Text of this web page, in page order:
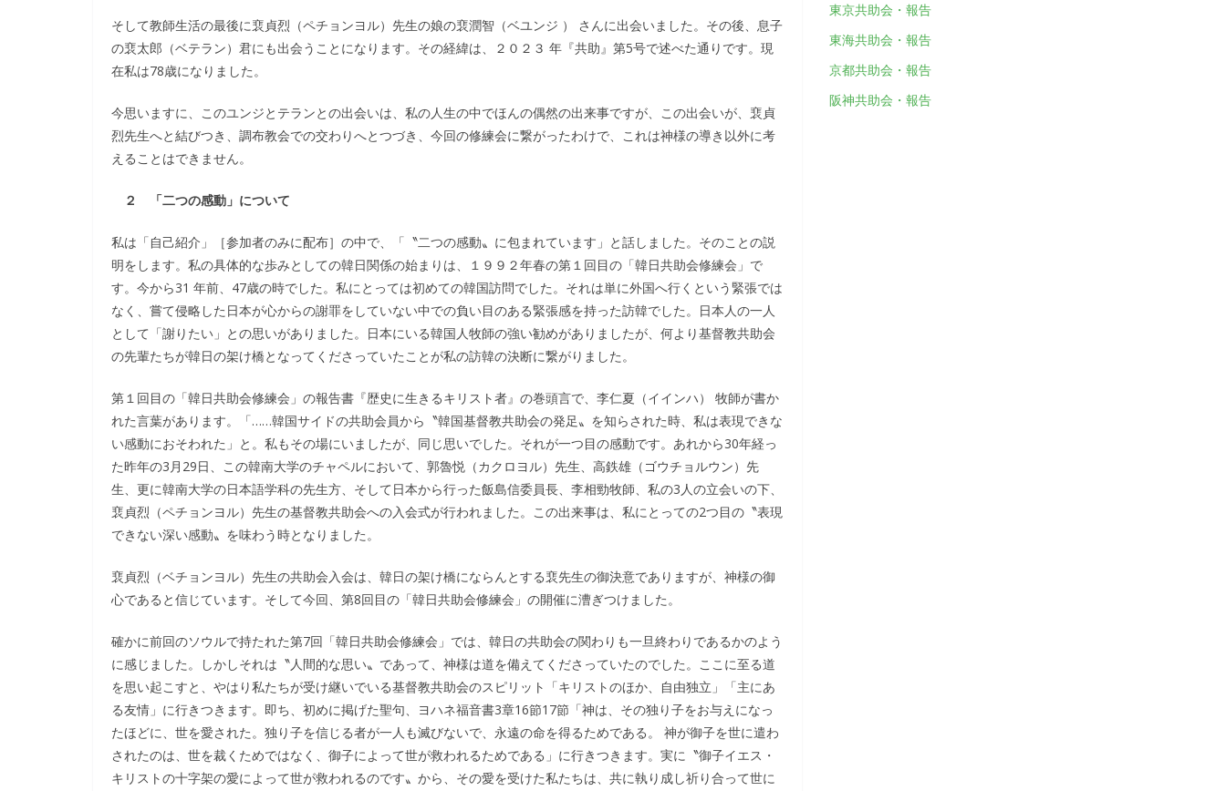
そして教師生活の最後に裵貞烈（ペチョンヨル）先生の娘の裵潤智（ベユンジ ） さんに出会いました。その後、息子
の裵太郎（ベテラン）君にも出会うことになります。その経緯は、２０２３ 年『共助』第5号で述べた通りです。現
在私は78歳になりました。
今思いますに、このユンジとテランとの出会いは、私の人生の中でほんの偶然の出来事ですが、この出会いが、裵貞
烈先生へと結びつき、調布教会での交わりへとつづき、今回の修練会に繋がったわけで、これは神様の導き以外に考
えることはできません。
２ 「二つの感動」について
私は「自己紹介」［参加者のみに配布］の中で、「〝二つの感動〟に包まれています」と話しました。そのことの説
明をします。私の具体的な歩みとしての韓日関係の始まりは、１９９２年春の第１回目の「韓日共助会修練会」で
す。今から31 年前、47歳の時でした。私にとっては初めての韓国訪問でした。それは単に外国へ行くという緊張では
なく、嘗て侵略した日本が心からの謝罪をしていない中での負い目のある緊張感を持った訪韓でした。日本人の一人
として「謝りたい」との思いがありました。日本にいる韓国人牧師の強い勧めがありましたが、何より基督教共助会
の先輩たちが韓日の架け橋となってくださっていたことが私の訪韓の決断に繋がりました。
第１回目の「韓日共助会修練会」の報告書『歴史に生きるキリスト者』の巻頭言で、李仁夏（イインハ） 牧師が書か
れた言葉があります。「……韓国サイドの共助会員から〝韓国基督教共助会の発足〟を知らされた時、私は表現できな
い感動におそわれた」と。私もその場にいましたが、同じ思いでした。それが一つ目の感動です。あれから30年経っ
た昨年の3月29日、この韓南大学のチャペルにおいて、郭魯悦（カクロヨル）先生、高鉄雄（ゴウチョルウン）先
生、更に韓南大学の日本語学科の先生方、そして日本から行った飯島信委員長、李相勁牧師、私の3人の立会いの下、
裵貞烈（ペチョンヨル）先生の基督教共助会への入会式が行われました。この出来事は、私にとっての2つ目の〝表現
できない深い感動〟を味わう時となりました。
裵貞烈（ベチョンヨル）先生の共助会入会は、韓日の架け橋にならんとする裵先生の御決意でありますが、神様の御
心であると信じています。そして今回、第8回目の「韓日共助会修練会」の開催に漕ぎつけました。
確かに前回のソウルで持たれた第7回「韓日共助会修練会」では、韓日の共助会の関わりも一旦終わりであるかのよう
に感じました。しかしそれは〝人間的な思い〟であって、神様は道を備えてくださっていたのでした。ここに至る道
を思い起こすと、やはり私たちが受け継いでいる基督教共助会のスピリット「キリストのほか、自由独立」「主にあ
る友情」に行きつきます。即ち、初めに掲げた聖句、ヨハネ福音書3章16節17節「神は、その独り子をお与えになっ
たほどに、世を愛された。独り子を信じる者が一人も滅びないで、永遠の命を得るためである。 神が御子を世に遣わ
されたのは、世を裁くためではなく、御子によって世が救われるためである」に行きつきます。実に〝御子イエス・
キリストの十字架の愛によって世が救われるのです〟から、その愛を受けた私たちは、共に執り成し祈り合って世に
東京共助会・報告
東海共助会・報告
京都共助会・報告
阪神共助会・報告